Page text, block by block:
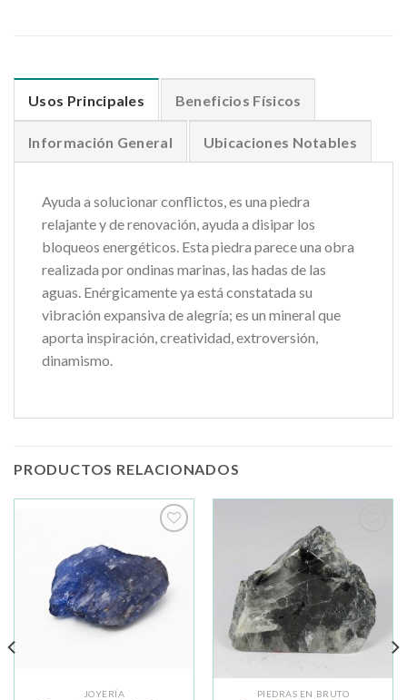
Usos Principales Beneficios Físicos
Información General Ubicaciones Notables
Ayuda a solucionar conflictos, es una piedra
relajante y de renovación, ayuda a disipar los
bloqueos energéticos. Esta piedra parece una obra
realizada por ondinas marinas, las hadas de las
aguas. Enérgicamente ya está constatada su
vibración expansiva de alegría; es un mineral que
aporta inspiración, creatividad, extroversión,
dinamismo.
PRODUCTOS RELACIONADOS
a la
lista de
deseos
JOYERÍA
lista de
deseos
PIEDRAS EN BRUTO